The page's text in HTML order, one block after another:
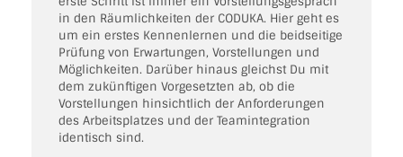
in den Räumlichkeiten der CODUKA. Hier geht es
um ein erstes Kennenlernen und die beidseitige
Prüfung von Erwartungen, Vorstellungen und
Möglichkeiten. Darüber hinaus gleichst Du mit
dem zukünftigen Vorgesetzten ab, ob die
Vorstellungen hinsichtlich der Anforderungen
des Arbeitsplatzes und der Teamintegration
identisch sind.